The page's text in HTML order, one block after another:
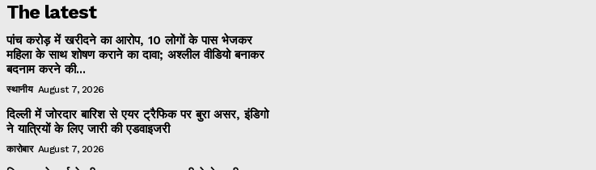
The latest
पांच करोड़ में खरीदने का आरोप, 10 लोगों के पास भेजकर
महिला के साथ शोषण कराने का दावा; अश्लील वीडियो बनाकर
बदनाम करने की...
स्थानीय August 7, 2026
दिल्ली में जोरदार बारिश से एयर ट्रैफिक पर बुरा असर, इंडिगो
ने यात्रियों के लिए जारी की एडवाइजरी
कारोबार August 7, 2026